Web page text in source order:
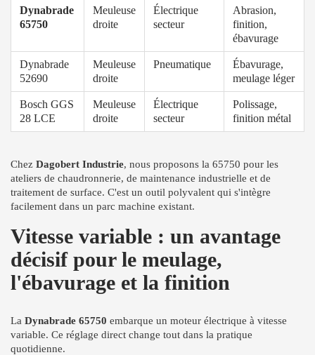
Dynabrade
65750
Meuleuse
droite
Électrique
secteur
Abrasion,
finition,
ébavurage
Dynabrade
52690
Meuleuse
droite
Pneumatique
Ébavurage,
meulage léger
Bosch GGS
28 LCE
Meuleuse
droite
Électrique
secteur
Polissage,
finition métal
Chez Dagobert Industrie, nous proposons la 65750 pour les
ateliers de chaudronnerie, de maintenance industrielle et de
traitement de surface. C'est un outil polyvalent qui s'intègre
facilement dans un parc machine existant.
Vitesse variable : un avantage
décisif pour le meulage,
l'ébavurage et la finition
La Dynabrade 65750 embarque un moteur électrique à vitesse
variable. Ce réglage direct change tout dans la pratique
quotidienne.